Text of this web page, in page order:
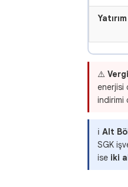
⚠️
enerjisi
indirimi
ℹ️Alt
SGK
ise iki